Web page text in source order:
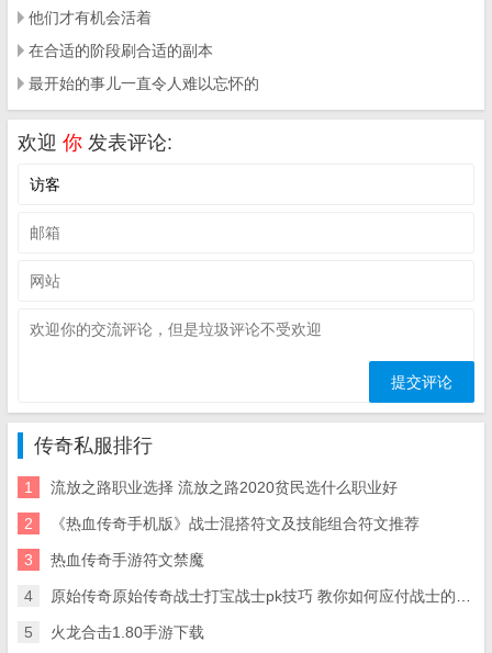
他们才有机会活着
在合适的阶段刷合适的副本
最开始的事儿一直令人难以忘怀的
欢迎 你 发表评论:
传奇私服排行
1 流放之路职业选择 流放之路2020贫民选什么职业好
2 《热血传奇手机版》战士混搭符文及技能组合符文推荐
3 热血传奇手游符文禁魔
4 原始传奇原始传奇战士打宝战士pk技巧 教你如何应付战士的技能
5 火龙合击1.80手游下载